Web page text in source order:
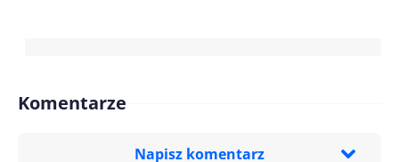
Komentarze
Napisz komentarz